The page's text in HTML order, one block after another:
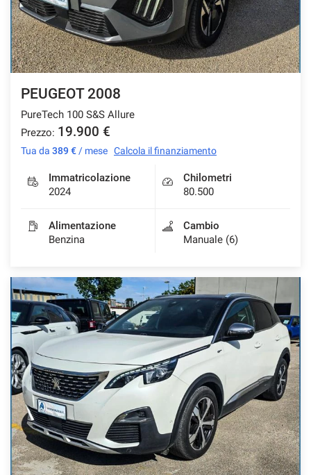
PEUGEOT 2008
PureTech 100 S&S Allure
Prezzo: 19.900 €
Tua da 389 € / mese Calcola il finanziamento
Immatricolazione
2024
Chilometri
80.500
Alimentazione
Benzina
Cambio
Manuale (6)
Salva
le
impostazioni